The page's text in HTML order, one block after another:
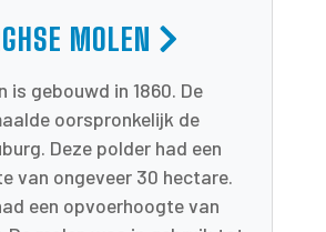
MOLEN
is gebouwd in 1860. De
oorspronkelijk de
Deze polder had een
van ongeveer 30 hectare.
een opvoerhoogte van